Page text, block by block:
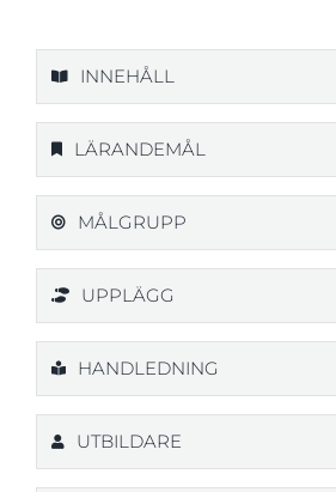
INNEHÅLL
LÄRANDEMÅL
MÅLGRUPP
UPPLÄGG
HANDLEDNING
UTBILDARE